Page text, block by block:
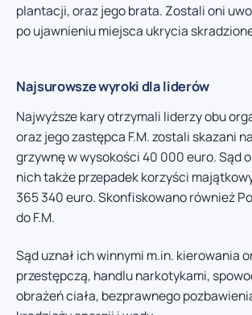
plantacji, oraz jego brata. Zostali oni
po ujawnieniu miejsca ukrycia
Najsurowsze wyroki dla liderów
Najwyższe kary otrzymali liderzy obu
oraz jego zastępca F.M. zostali skazani
grzywnę w wysokości 40 000 euro. Sąd
nich także przepadek korzyści
365 340 euro. Skonfiskowano również
do F.M.
Sąd uznał ich winnymi m.in. kierowania
przestępczą, handlu narkotykami,
obrażeń ciała, bezprawnego